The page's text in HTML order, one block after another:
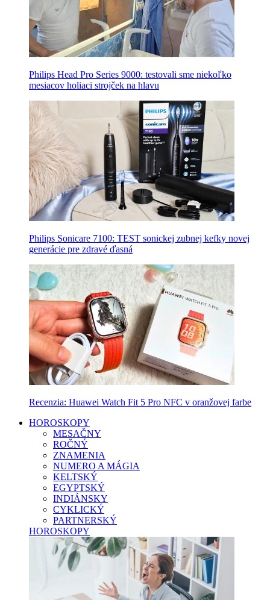
Philips Head Pro Series 9000: testovali sme niekoľko
mesiacov holiaci strojček na hlavu
Philips Sonicare 7100: TEST sonickej zubnej kefky novej
generácie pre zdravé ďasná
Recenzia: Huawei Watch Fit 5 Pro NFC v oranžovej farbe
HOROSKOPY
MESAČNY
ROČNÝ
ZNAMENIA
NUMERO A MÁGIA
KELTSKÝ
EGYPTSKÝ
INDIÁNSKY
CYKLICKÝ
PARTNERSKÝ
HOROSKOPY